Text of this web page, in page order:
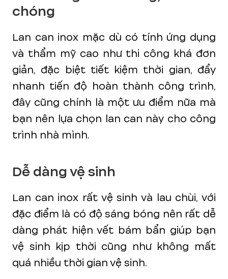
chóng
Lan can inox mặc dù có tính ứng dụng
và thẩm mỹ cao như thi công khá đơn
giản, đặc biệt tiết kiệm thời gian, đẩy
nhanh tiến độ hoàn thành công trình,
đây cũng chính là một ưu điểm nữa mà
bạn nên lựa chọn lan can này cho công
trình nhà mình.
Dễ dàng vệ sinh
Lan can inox rất vệ sinh và lau chùi, với
đặc điểm là có độ sáng bóng nên rất dễ
dàng phát hiện vết bám bẩn giúp bạn
vệ sinh kịp thời cũng như không mất
quá nhiều thời gian vệ sinh.